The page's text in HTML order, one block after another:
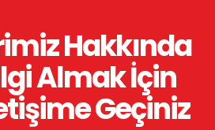
Hakkında
Almak İçin
Geçiniz